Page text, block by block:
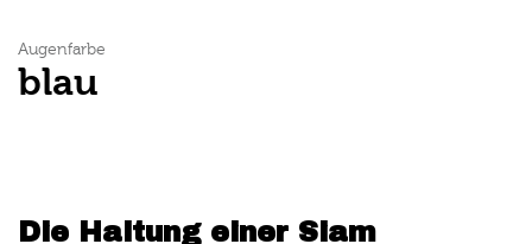
Augenfarbe
blau
Die Haltung einer Siam